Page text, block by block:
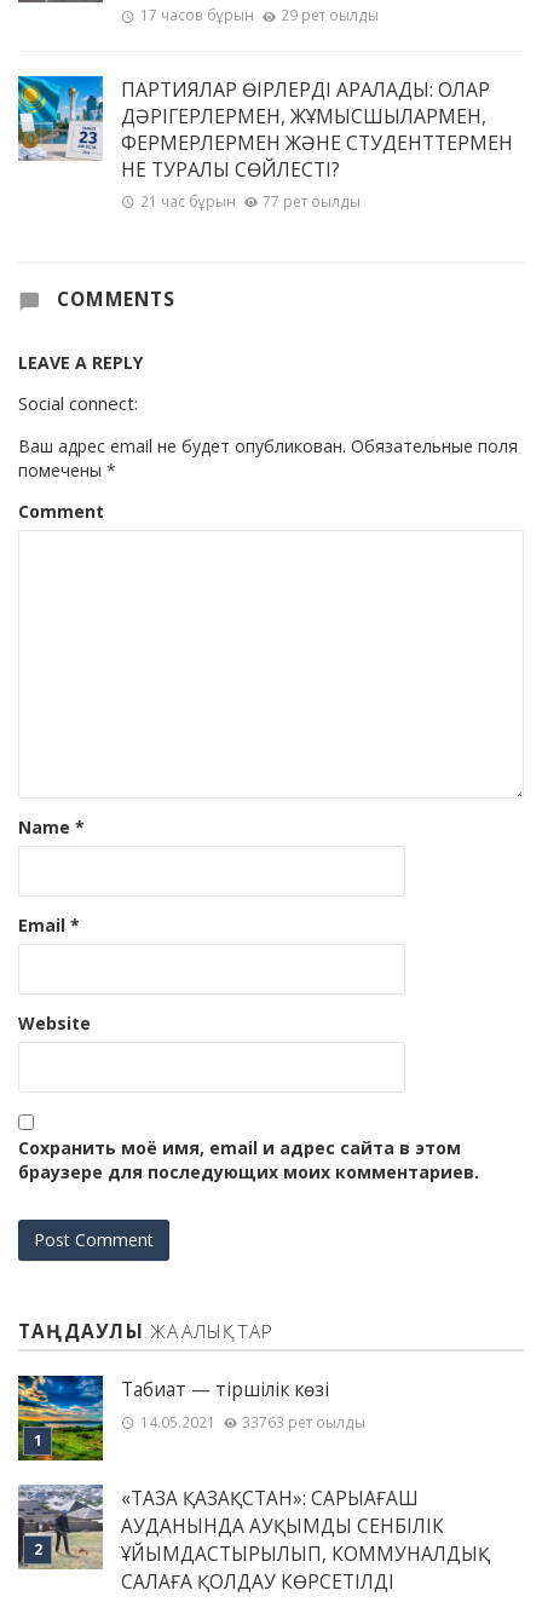
17 часов бұрын 29 рет оқылды
ПАРТИЯЛАР ӨҢІРЛЕРДІ АРАЛАДЫ: ОЛАР
ДӘРІГЕРЛЕРМЕН, ЖҰМЫСШЫЛАРМЕН,
ФЕРМЕРЛЕРМЕН ЖӘНЕ СТУДЕНТТЕРМЕН
НЕ ТУРАЛЫ СӨЙЛЕСТІ?
21 час бұрын 77 рет оқылды
COMMENTS
LEAVE A REPLY
Social connect:
Ваш адрес email не будет опубликован. Обязательные поля
помечены *
Comment
Name *
Email *
Website
Сохранить моё имя, email и адрес сайта в этом
браузере для последующих моих комментариев.
ТАҢДАУЛЫ ЖАҢАЛЫҚТАР
Табиғат — тіршілік көзі
14.05.2021 33763 рет оқылды
«ТАЗА ҚАЗАҚСТАН»: САРЫАҒАШ
АУДАНЫНДА АУҚЫМДЫ СЕНБІЛІК
ҰЙЫМДАСТЫРЫЛЫП, КОММУНАЛДЫҚ
САЛАҒА ҚОЛДАУ КӨРСЕТІЛДІ